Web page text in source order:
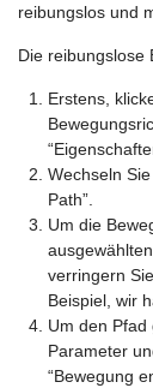
reibungslos und
Die reibungslose
Erstens,
Wechseln
Path”.
Um die
verringern
Beispiel, wir
Um den Pfad
Parameter
“Bewegung